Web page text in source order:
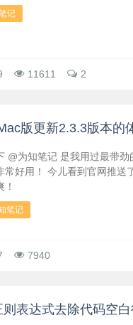
记
11611 2
版更新2.3.3版本的
@为知笔记 是我用过最带
常好用！ 今儿看到官网推送
笔记
7940
则表达式去除代码空